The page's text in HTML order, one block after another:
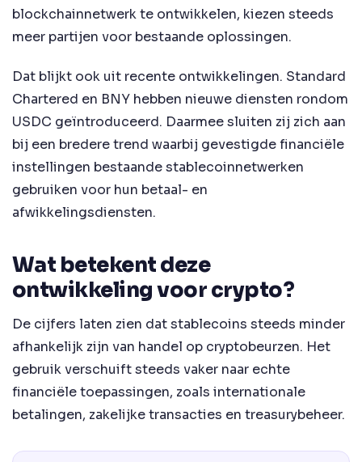
blockchainnetwerk te ontwikkelen, kiezen steeds
meer partijen voor bestaande oplossingen.
Dat blijkt ook uit recente ontwikkelingen. Standard
Chartered en BNY hebben nieuwe diensten rondom
USDC geïntroduceerd. Daarmee sluiten zij zich aan
bij een bredere trend waarbij gevestigde financiële
instellingen bestaande stablecoinnetwerken
gebruiken voor hun betaal- en
afwikkelingsdiensten.
Wat betekent deze
ontwikkeling voor crypto?
De cijfers laten zien dat stablecoins steeds minder
afhankelijk zijn van handel op cryptobeurzen. Het
gebruik verschuift steeds vaker naar echte
financiële toepassingen, zoals internationale
betalingen, zakelijke transacties en treasurybeheer.